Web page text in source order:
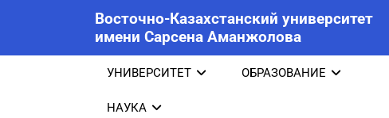
Восточно-Казахстанский университет
имени Сарсена Аманжолова
УНИВЕРСИТЕТ ОБРАЗОВАНИЕ
НАУКА